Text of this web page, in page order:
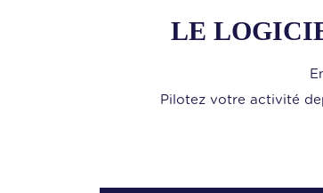
LE
Pilotez votre activité